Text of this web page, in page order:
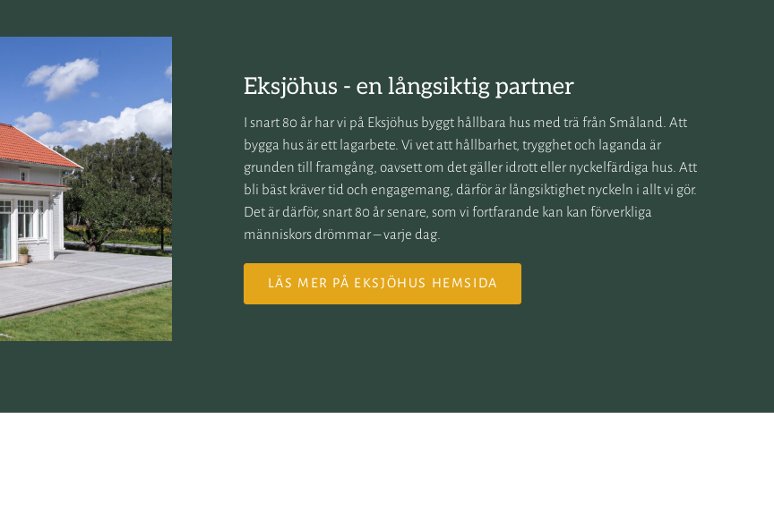
Eksjöhus - en långsiktig partner
I snart 80 år har vi på Eksjöhus byggt hållbara hus med trä från Småland. Att
bygga hus är ett lagarbete. Vi vet att hållbarhet, trygghet och laganda är
grunden till framgång, oavsett om det gäller idrott eller nyckelfärdiga hus. Att
bli bäst kräver tid och engagemang, därför är långsiktighet nyckeln i allt vi gör.
Det är därför, snart 80 år senare, som vi fortfarande kan kan förverkliga
människors drömmar – varje dag.
LÄS MER PÅ EKSJÖHUS HEMSIDA